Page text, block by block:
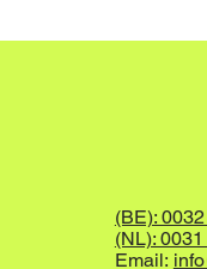
(BE):
(NL):
Email: